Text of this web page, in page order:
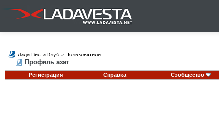
Лада Веста Клуб > Пользователи
Профиль азат
Регистрация Справка Сообщество